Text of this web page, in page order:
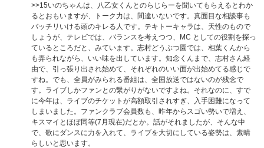
>>15いのちゃんは、八乙女くんとのらじらーを聞いてもらえるとわか
るとおもいますが、トーク力は、間違いないです。真面目な相談事も
バッチリいける頭のキレる人です。テキトーキャラは、天性のもので
しょうが、テレビでは、バランスを考えつつ、MC としての役割を探っ
ているところだと、みています。志村どうぶつ園では、相葉くんから
も弄られながら、いい味を出しています。知念くんまで、志村さん経
由で、引っ張り出され始めて、それぞれのいい面が出始めてる感じで
すね。でも、全員がみられる番組は、全国放送ではないのが残念で
す。ライブしかファンとの繋がりがないですよね。それなのに、すで
に今年は、ライブのチケットが高額取引されすぎ、入手困難になって
しまいました。ファンクラブ会員数も、昨年からスゴい勢いで増え、
キスマイとほぼ同等(7月現在)だとか。話がそれましたが、そんな中
で、歌にダンスに力を入れて、ライブを大切にしている姿勢は、素晴
らしいと思います。